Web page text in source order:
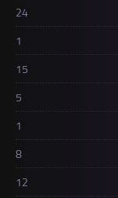
24
1
15
5
1
8
12